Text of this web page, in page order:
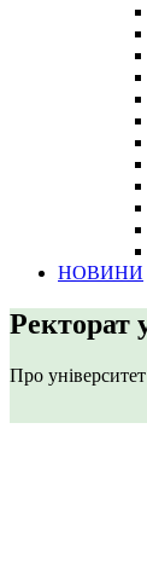
НОВИНИ
Ректорат
Про університет